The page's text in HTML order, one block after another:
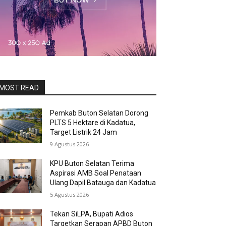
READ
Pemkab Buton Selatan Dorong
PLTS 5 Hektare di Kadatua,
Target Listrik 24 Jam
9 Agustus 2026
KPU Buton Selatan Terima
Aspirasi AMB Soal Penataan
Ulang Dapil Batauga dan Kadatua
5 Agustus 2026
Tekan SiLPA, Bupati Adios
Targetkan Serapan APBD Buton